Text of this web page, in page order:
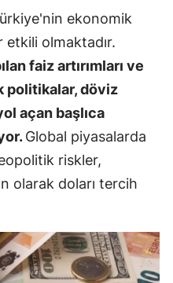
ekonomik
olmaktadır.
faiz artırımları ve
politikalar, döviz
açan başlıca
Global piyasalarda
riskler,
olarak doları tercih